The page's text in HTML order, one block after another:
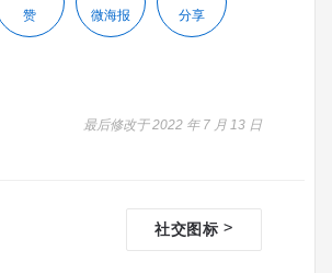
赞 微海报 分享
最后修改于 2022 年 7 月 13 日
社交图标>